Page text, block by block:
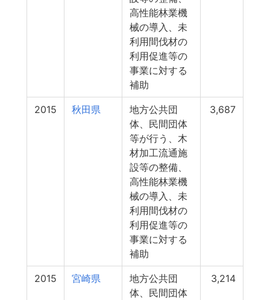
高性能林業機
械の導入、未
利用間伐材の
利用促進等の
事業に対する
補助
2015 秋田県
地方公共団
体、民間団体
等が行う、木
材加工流通施
設等の整備、
高性能林業機
械の導入、未
利用間伐材の
利用促進等の
事業に対する
補助
3,687
2015 宮崎県
地方公共団
体、民間団体
3,214